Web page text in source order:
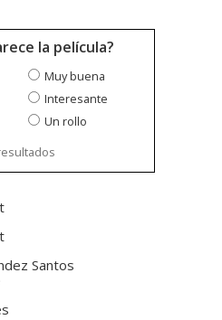
la película?
Muy buena
Interesante
Un rollo
Santos